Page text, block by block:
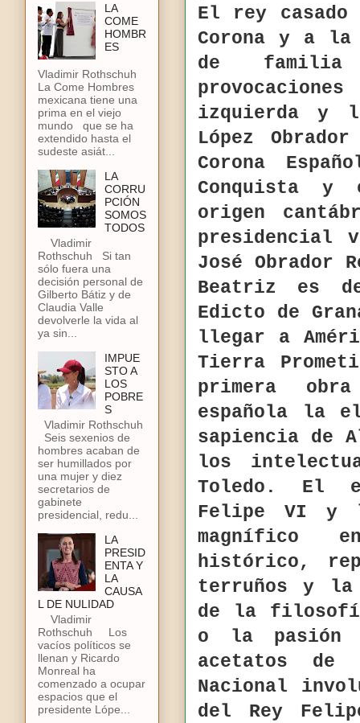
El rey casado
Corona y a la
de familia
izquierda y
López
Corona
Conquista y
origen
presidencial
José Obrador
Beatriz es
Edicto de
llegar a
Tierra
primera
española la
sapiencia de
los
Toledo. El
Felipe VI y
magnífico
histórico,
terruños y la
de la filosofía
o la pasión
acetatos de
Nacional
del Rey
LA
COME
HOMBR
ES
Vladimir Rothschuh
La Come Hombres
mexicana tiene una
prima en el viejo
mundo que se ha
extendido hasta el
sudeste asiát...
LA
CORRU
PCIÓN
SOMOS
TODOS
Vladimir
Rothschuh Si tan
sólo fuera una
decisión personal de
Gilberto Bátiz y de
Claudia Valle
devolverle la vida al
ya sin...
IMPUE
STO A
LOS
POBRE
S
Vladimir Rothschuh
Seis sexenios de
hombres acaban de
ser humillados por
una mujer y diez
secretarios de
gabinete
presidencial, redu...
LA
PRESID
ENTA Y
LA
CAUSA
L DE NULIDAD
Vladimir
Rothschuh Los
vacíos políticos se
llenan y Ricardo
Monreal ha
comenzado a ocupar
espacios que el
presidente Lópe...